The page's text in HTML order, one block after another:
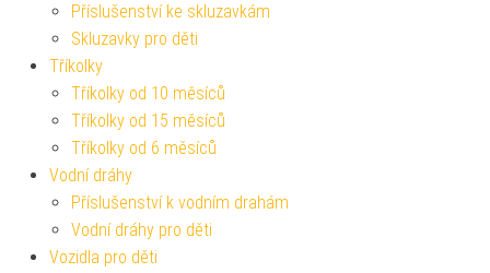
Příslušenství ke skluzavkám
Skluzavky pro děti
Tříkolky
Tříkolky od 10 měsíců
Tříkolky od 15 měsíců
Tříkolky od 6 měsíců
Vodní dráhy
Příslušenství k vodním drahám
Vodní dráhy pro děti
Vozidla pro děti